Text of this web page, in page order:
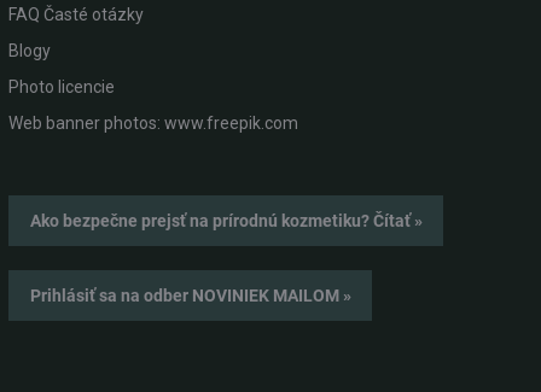
FAQ Časté otázky
Blogy
Photo licencie
Web banner photos: www.freepik.com
Ako bezpečne prejsť na prírodnú kozmetiku? Čítať »
Prihlásiť sa na odber NOVINIEK MAILOM »